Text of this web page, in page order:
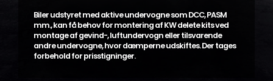
Biler udstyret med aktive undervogne som DCC, PASM
mm., kan få behov for montering af KW delete kits ved
montage af gevind-, luftundervogn eller tilsvarende
andre undervogne, hvor dæmperne udskiftes. Der tages
forbehold for prisstigninger.